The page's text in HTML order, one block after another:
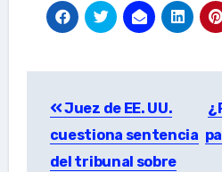
navigation
Juez de EE. UU.
cuestiona sentencia
del tribunal sobre